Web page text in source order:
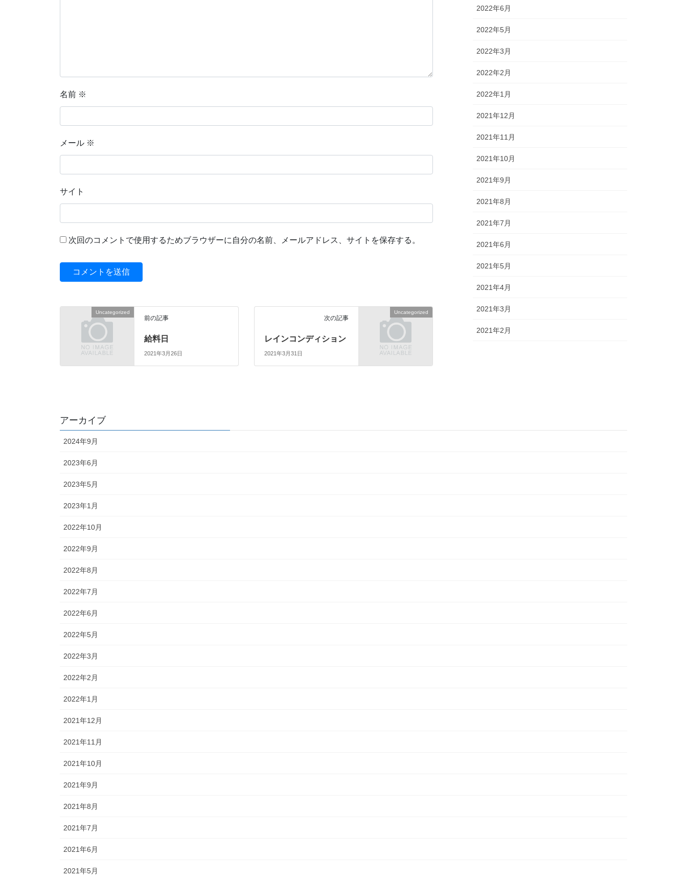
名前 ※
メール ※
サイト
次回のコメントで使用するためブラウザーに自分の名前、メールアドレス、サイトを保存する。
Uncategorized
前の記事
給料日
2021年3月26日
Uncategorized
次の記事
レインコンディション
2021年3月31日
2022年6月
2022年5月
2022年3月
2022年2月
2022年1月
2021年12月
2021年11月
2021年10月
2021年9月
2021年8月
2021年7月
2021年6月
2021年5月
2021年4月
2021年3月
2021年2月
アーカイブ
2024年9月
2023年6月
2023年5月
2023年1月
2022年10月
2022年9月
2022年8月
2022年7月
2022年6月
2022年5月
2022年3月
2022年2月
2022年1月
2021年12月
2021年11月
2021年10月
2021年9月
2021年8月
2021年7月
2021年6月
2021年5月